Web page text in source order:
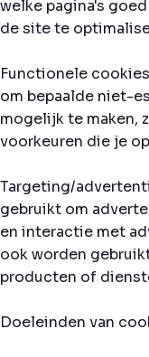
welke pagina's
de site te
Functionele
om bepaalde niet-
mogelijk te maken,
voorkeuren die je
Targeting/
gebruikt om
en interactie met
ook worden
producten of
Doeleinden van